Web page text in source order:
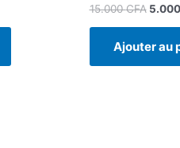
15.000CFA 5.000
Ajouter au